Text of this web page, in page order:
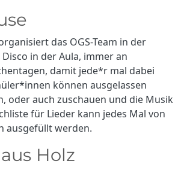
das OGS-Team in der
in der Aula, immer an
damit jede*r mal dabei
können ausgelassen
oder auch zuschauen und die Musik
für Lieder kann jedes Mal von
ausgefüllt werden.
Holz